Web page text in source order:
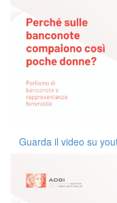
Guarda il video su